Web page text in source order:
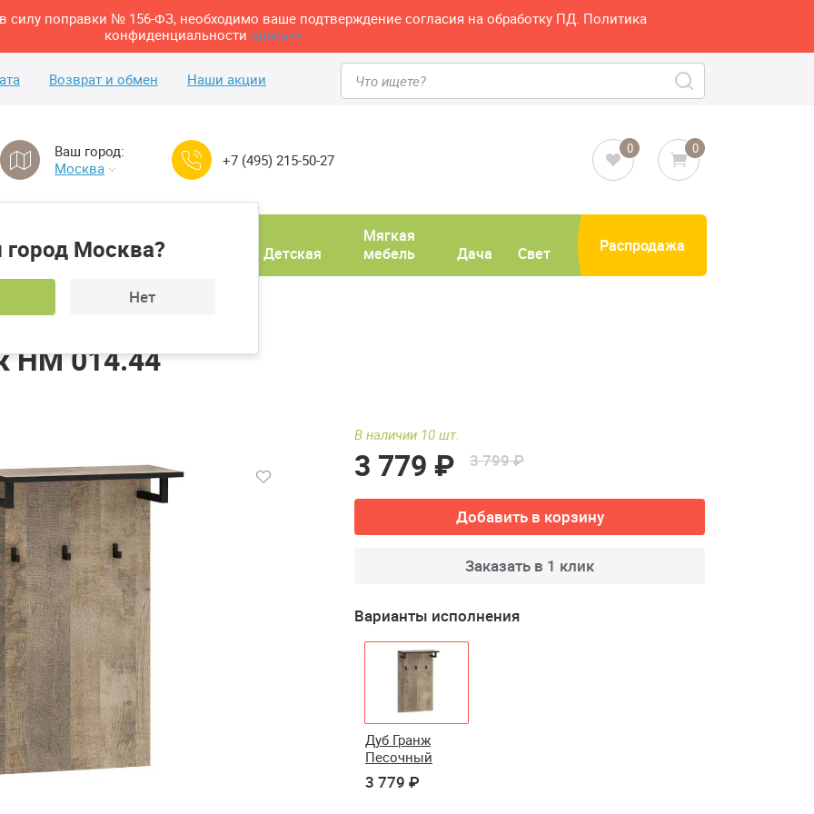
силу поправки № 156-ФЗ, необходимо ваше подтверждение согласия на обработку ПД. Политика
конфиденциальности здесь>>
Возврат и обмен Наши акции
Ваш город:
Москва
Москва?
Нет
+7 (495) 215-50-27
0 0
кабинет
Детская
Мягкая
мебель
Дача Свет Распродажа
Сильва Фолк НМ 014.44
НМ 014.44
В наличии 10 шт.
3 779 ₽ 3 799 ₽
Добавить в корзину
Заказать в 1 клик
Варианты исполнения
Дуб Гранж
Песочный
3 779 ₽